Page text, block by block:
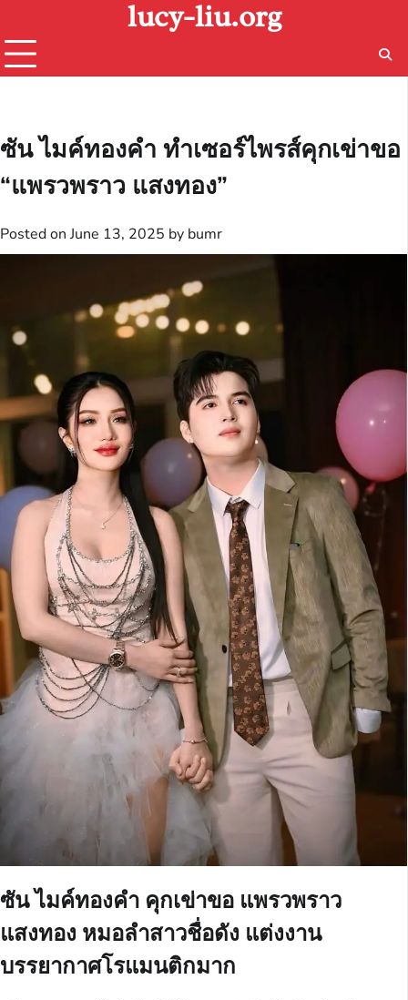
content
lucy-liu.org
ซัน ไมค์ทองคำ ทำเซอร์ไพรส์คุกเข่าขอ
“แพรวพราว แสงทอง”
Posted onJune 13, 2025 by bumr
ซัน ไมค์ทองคำ คุกเข่าขอ แพรวพราว
แสงทอง หมอลำสาวชื่อดัง แต่งงาน
บรรยากาศโรแมนติกมาก